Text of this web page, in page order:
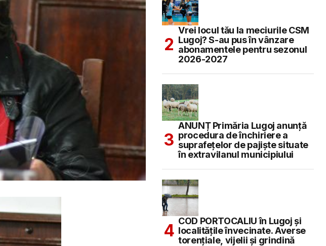
Vrei locul tău la meciurile CSM
Lugoj? S-au pus în vânzare
abonamentele pentru sezonul
2026-2027
ANUNȚ Primăria Lugoj anunță
procedura de închiriere a
suprafețelor de pajiște situate
în extravilanul municipiului
COD PORTOCALIU în Lugoj și
localitățile învecinate. Averse
torențiale, vijelii și grindină